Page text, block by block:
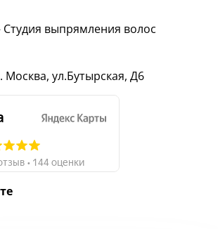
выпрямления волос
Москва, ул.Бутырская, Д6